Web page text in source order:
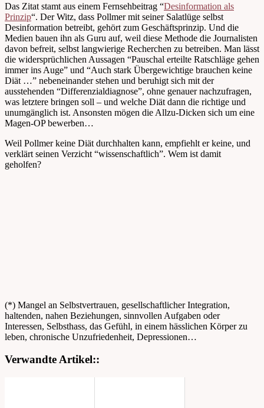
Das Zitat stamt aus einem Fernsehbeitrag “Desinformation als
Prinzip“. Der Witz, dass Pollmer mit seiner Salatlüge selbst
Desinformation betreibt, gehört zum Geschäftsprinzip. Und die
Medien bauen ihn als Guru auf, weil diese Methode die Journalisten
davon befreit, selbst langwierige Recherchen zu betreiben. Man lässt
die widersprüchlichen Aussagen “Pauschal erteilte Ratschläge gehen
immer ins Auge” und “Auch stark Übergewichtige brauchen keine
Diät …” nebeneinander stehen und beruhigt sich mit der
ausstehenden “Differenzialdiagnose”, ohne genauer nachzufragen,
was letztere bringen soll – und welche Diät dann die richtige und
unumgänglich ist. Ansonsten mögen die Allzu-Dicken sich um eine
Magen-OP bewerben…
Weil Pollmer keine Diät durchhalten kann, empfiehlt er keine, und
verklärt seinen Verzicht “wissenschaftlich”. Wem ist damit
geholfen?
(*) Mangel an Selbstvertrauen, gesellschaftlicher Integration,
haltenden, nahen Beziehungen, sinnvollen Aufgaben oder
Interessen, Selbsthass, das Gefühl, in einem hässlichen Körper zu
leben, chronische Unzufriedenheit, Depressionen…
Verwandte Artikel::